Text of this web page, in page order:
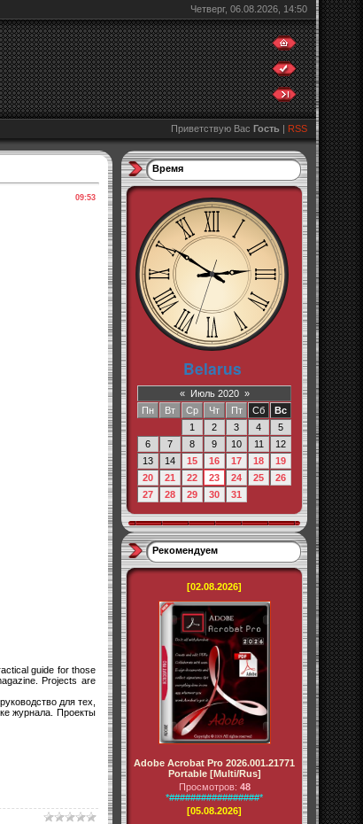
Четверг, 06.08.2026, 14:50
Приветствую Вас Гость | RSS
09:53
guide for those
Projects are
для тех,
журнала. Проекты
Время
« Июль 2020 »
Пн
Вт Ср Чт Пт Сб
Вс
1
2 3 4
5
6
7 8 9 10 11
12
13
14 15 16 17 18
19
20
21 22 23 24 25
26
27
28 29 30 31
Рекомендуем
[02.08.2026]
Adobe Acrobat Pro 2026.001.21771
Portable [Multi/Rus]
Просмотров: 48
*#################*
[05.08.2026]